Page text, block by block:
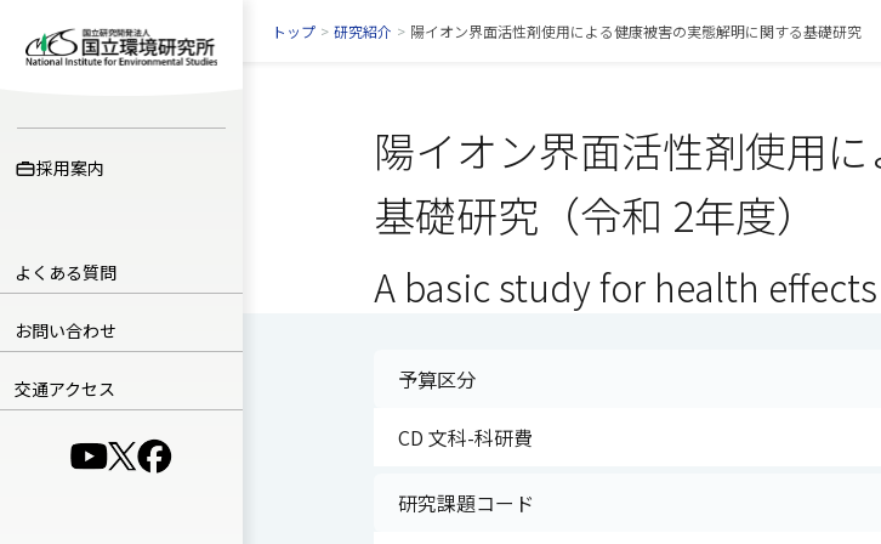
採用案内
よくある質問
お問い合わせ
交通アクセス
（別ウインドウで開きます）
（別ウインドウで開きます）
（別ウインドウで開きます）
トップ > 研究紹介 > 陽イオン界面活性剤使用による健康被害の実態解明に関する基礎研究
陽イオン界面活性剤使用
基礎研究（令和 2年度）
A basic study for health
予算区分
CD 文科-科研費
研究課題コード